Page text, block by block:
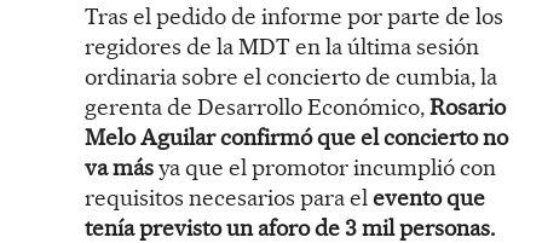
Tras el pedido de informe por parte de los
regidores de la MDT en la última sesión
ordinaria sobre el concierto de cumbia, la
gerenta de Desarrollo Económico,Rosario
Melo Aguilar confirmó que el concierto no
va másya que el promotor incumplió con
requisitos necesarios para el evento que
tenía previsto un aforo de 3 mil personas.